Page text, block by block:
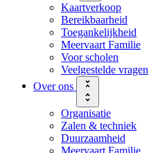
Kaartverkoop
Bereikbaarheid
Toegankelijkheid
Meervaart Familie
Voor scholen
Veelgestelde vragen
Over ons
Organisatie
Zalen & techniek
Duurzaamheid
Meervaart Familie